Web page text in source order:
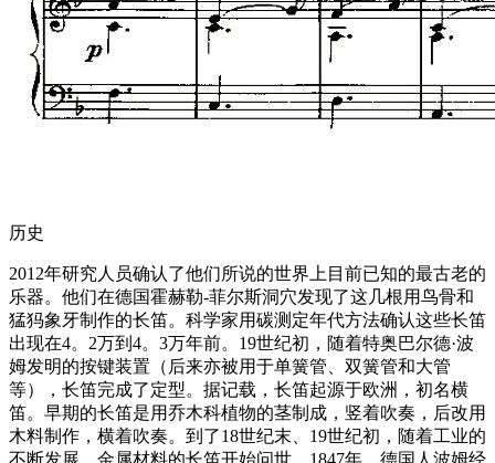
历史
2012年研究人员确认了他们所说的世界上目前已知的最古老的
乐器。他们在德国霍赫勒-菲尔斯洞穴发现了这几根用鸟骨和
猛犸象牙制作的长笛。科学家用碳测定年代方法确认这些长笛
出现在4。2万到4。3万年前。19世纪初，随着特奥巴尔德·波
姆发明的按键装置（后来亦被用于单簧管、双簧管和大管
等），长笛完成了定型。据记载，长笛起源于欧洲，初名横
笛。早期的长笛是用乔木科植物的茎制成，竖着吹奏，后改用
木料制作，横着吹奏。到了18世纪末、19世纪初，随着工业的
不断发展，金属材料的长笛开始问世。1847年，德国人波姆经